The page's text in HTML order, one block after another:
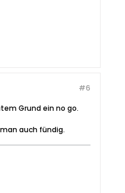
#6
Grund ein no go.
auch fündig.